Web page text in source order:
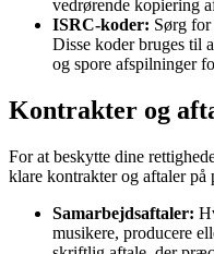
vedrørende kopiering
ISRC-koder: Sørg
Disse koder bruges til
og spore afspilninger
Kontrakter og
For at beskytte dine
klare kontrakter og aftaler på
Samarbejdsaftaler:
musikere, producere